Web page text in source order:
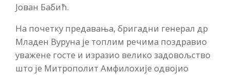
Јован Бабић.
На почетку предавања, бригадни генерал др
Младен Вуруна је топлим речима поздравио
уважене госте и изразио велико задовољство
што је Митрополит Амфилохије одвојио